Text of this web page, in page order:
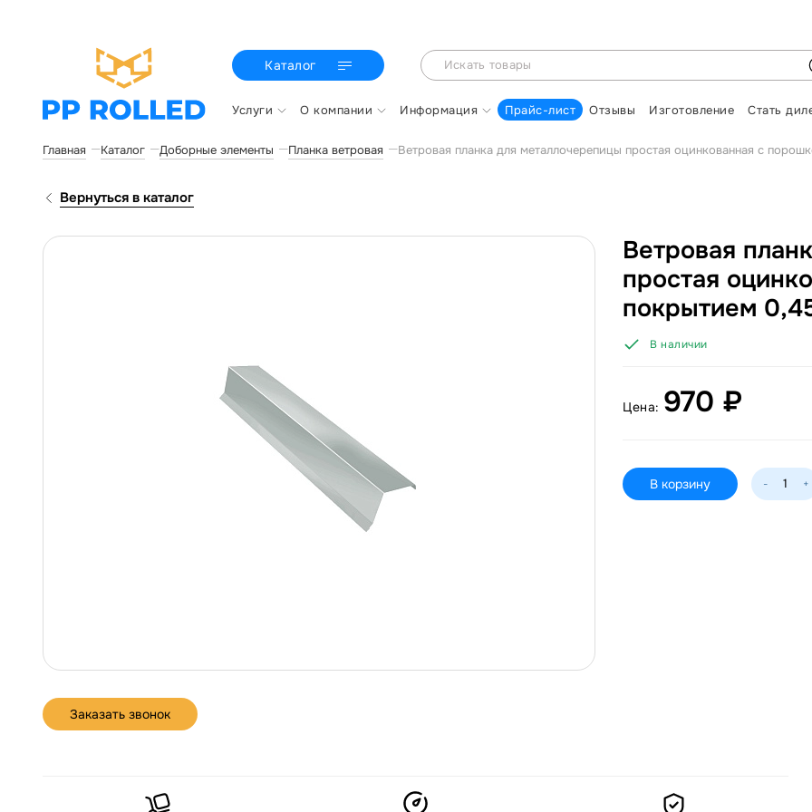
Каталог
Услуги О компании Информация Прайс-лист Отзывы Изготовление Стать
Главная Каталог Доборные элементы Планка ветровая Ветровая планка для металлочерепицы простая оцинкованная с
Вернуться в каталог
Заказать звонок
Ветровая
простая
покрытием
В наличии
Цена: 970 ₽
В корзину - +